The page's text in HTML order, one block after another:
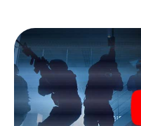
dichiara che tutta
personale! Il requisito
agente a Sartrouville é
Internet mobile. Un clic
Non è necessario
nell'azione da video
molte altre funzionalità.